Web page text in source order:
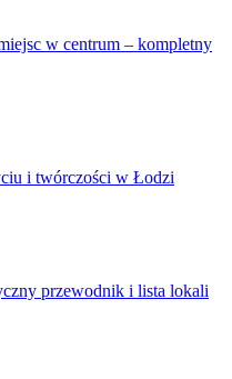
w centrum – kompletny
i twórczości w Łodzi
przewodnik i lista lokali